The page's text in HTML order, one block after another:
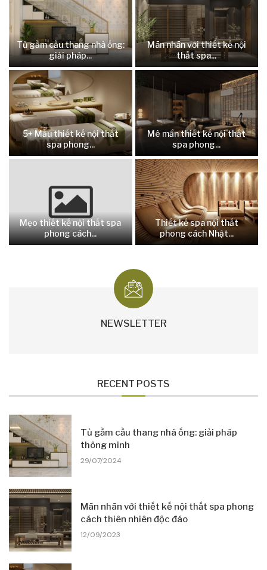
Tủ gầm cầu thang nhà ống:
giải pháp...
Mãn nhãn với thiết kế nội
thất spa...
5+ Mẫu thiết kế nội thất
spa phong...
Mê mẩn thiết kế nội thất
spa phong...
Mẹo thiết kế nội thất spa
phong cách...
Thiết kế spa nội thất
phong cách Nhật...
NEWSLETTER
RECENT POSTS
Tủ gầm cầu thang nhà ống: giải pháp
thông minh
29/07/2024
Mãn nhãn với thiết kế nội thất spa phong
cách thiên nhiên độc đáo
12/09/2023